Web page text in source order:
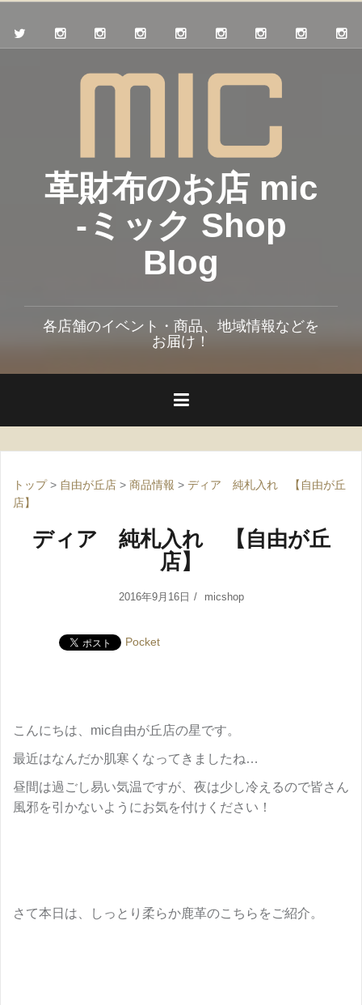
革財布のお店 mic
-ミック Shop
Blog
各店舗のイベント・商品、地域情報などを
お届け！
トップ> 自由が丘店 > 商品情報 > ディア 純札入れ 【自由が丘
店】
ディア 純札入れ 【自由が丘
店】
2016年9月16日 micshop
Pocket
こんにちは、mic自由が丘店の星です。
最近はなんだか肌寒くなってきましたね…
昼間は過ごし易い気温ですが、夜は少し冷えるので皆さん
風邪を引かないようにお気を付けください！
さて本日は、しっとり柔らか鹿革のこちらをご紹介。